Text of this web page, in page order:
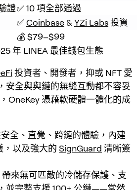
證✅ 10 項全部通過
✅ Coinbase & YZi Labs 投資
💰 $79–$99
年 LINEA 最佳錢包生態
投資者、開發者，抑或 NFT 愛
安全與與鏈的無縫互動都不容妥
OneKey 憑藉軟硬體一體化的成
安全、直覺、跨鏈的體驗，內建
，以及強大的 SignGuard 清晰簽
帶來無可匹敵的冷儲存保護、支